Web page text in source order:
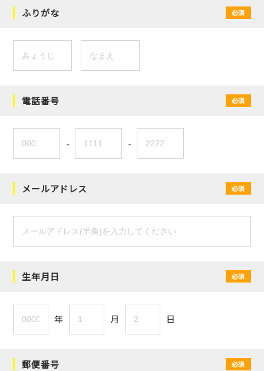
ふりがな 必須
電話番号 必須
- -
メールアドレス 必須
生年月日 必須
年 月 日
郵便番号 必須